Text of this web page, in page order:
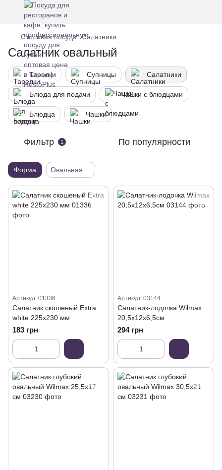
Столовая посуда Салатники
Салатник овальный
Тарелки Супницы Салатники
Блюда для подачи Чашки с блюдцами
Блюдца Чашки
Фильтр 1 По популярности
Форма Овальная
Артикул: 01336
Салатник скошеный Extra
white 225х230 мм
183 грн
Артикул: 03144
Салатник-лодочка Wilmax
20,5х12х6,5см
294 грн